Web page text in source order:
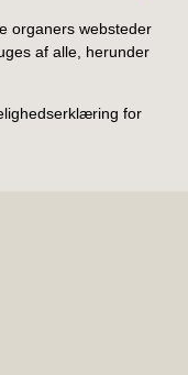
organers websteder
af alle, herunder
for